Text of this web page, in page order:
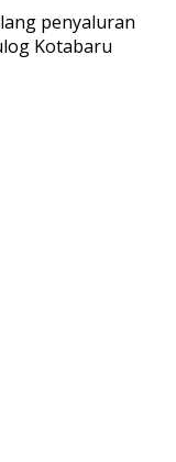
penyaluran
Kotabaru